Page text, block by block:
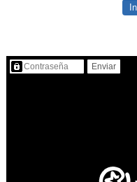
Contenido protegido…